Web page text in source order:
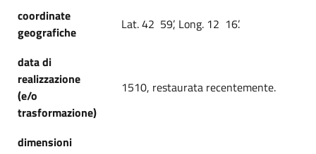
coordinate
geografiche
Lat. 42 59’, Long. 12 16’.
data di
realizzazione
(e/o
trasformazione)
1510, restaurata recentemente.
dimensioni